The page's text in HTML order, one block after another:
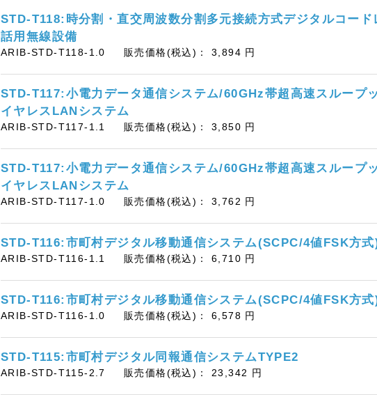
STD-T118:時分割・直交周波数分割多元接続方式デジタルコード
話用無線設備
ARIB-STD-T118-1.0 販売価格(税込)：3,894 円
STD-T117:小電力データ通信システム/60GHz帯超高速スループ
イヤレスLANシステム
ARIB-STD-T117-1.1 販売価格(税込)：3,850 円
STD-T117:小電力データ通信システム/60GHz帯超高速スループ
イヤレスLANシステム
ARIB-STD-T117-1.0 販売価格(税込)：3,762 円
STD-T116:市町村デジタル移動通信システム(SCPC/4値FSK方式
ARIB-STD-T116-1.1 販売価格(税込)：6,710 円
STD-T116:市町村デジタル移動通信システム(SCPC/4値FSK方式
ARIB-STD-T116-1.0 販売価格(税込)：6,578 円
STD-T115:市町村デジタル同報通信システムTYPE2
ARIB-STD-T115-2.7 販売価格(税込)： 23,342 円